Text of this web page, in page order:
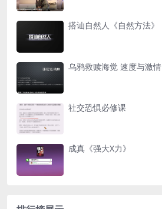
搭讪自然人《自然方法》
乌鸦救赎海觉 速度与激情
社交恐惧必修课
成真《强大X力》